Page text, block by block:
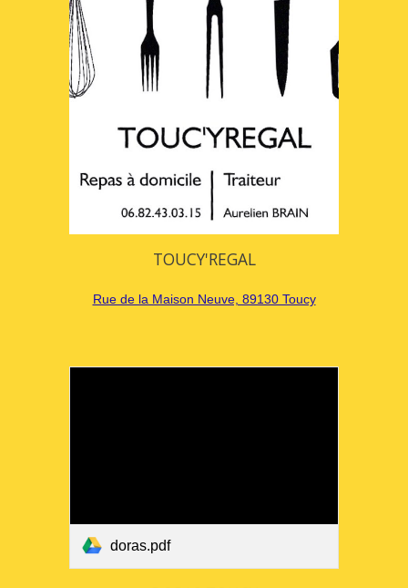
TOUCY'REGAL
Rue de la Maison Neuve, 89130 Toucy
doras.pdf